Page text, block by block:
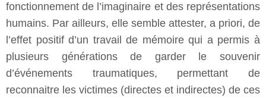
fonctionnement de l’imaginaire et des représentations
humains. Par ailleurs, elle semble attester, a priori, de
l’effet positif d’un travail de mémoire qui a permis à
plusieurs générations de garder le souvenir
d’événements traumatiques, permettant de
reconnaitre les victimes (directes et indirectes) de ces